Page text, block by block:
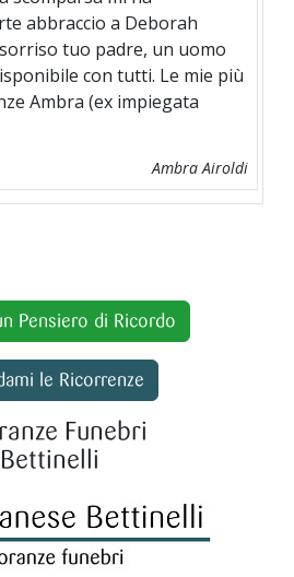
abbraccio a Deborah
tuo padre, un uomo
con tutti. Le mie più
Ambra (ex impiegata
Ambra Airoldi
Pensiero di Ricordo
le Ricorrenze
Funebri
Bettinelli